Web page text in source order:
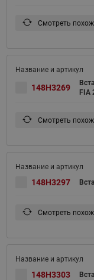
Смотреть
148H3269
FIA
Смотреть
148H3297
Смотреть
148H3303